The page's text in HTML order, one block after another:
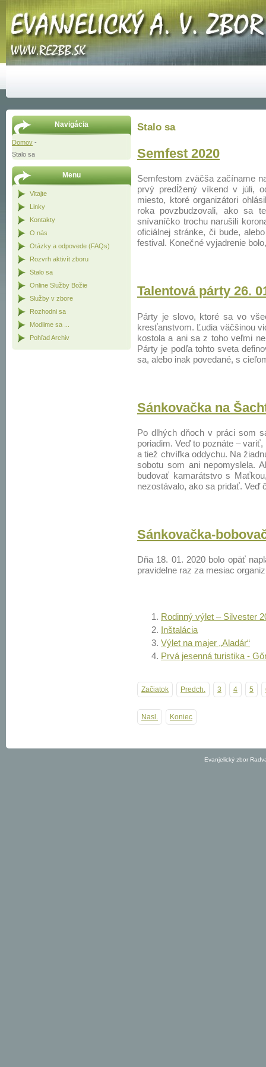
Navigácia
Domov -
Stalo sa
Menu
Vitajte
Linky
Kontakty
O nás
Otázky a odpovede (FAQs)
Rozvrh aktivít zboru
Stalo sa
Online Služby Božie
Služby v zbore
Rozhodni sa
Modlime sa ...
Pohľad Archiv
Stalo sa
Semfest 2020
Semfestom zväčša začíname
prvý predĺžený víkend v júli,
miesto, ktoré organizátori
roka povzbudzovali, ako sa
snívaníčko trochu narušili
oficiálnej stránke, či bude,
festival. Konečné vyjadrenie
Talentová párty 26.
Párty je slovo, ktoré sa vo
kresťanstvom. Ľudia väčšinou
kostola a ani sa z toho veľmi
Párty je podľa tohto sveta
sa, alebo inak povedané, s
Sánkovačka na
Po dlhých dňoch v práci som
poriadim. Veď to poznáte –
a tiež chvíľka oddychu. Na
sobotu som ani nepomyslela.
budovať kamarátstvo s
nezostávalo, ako sa pridať. Veď
Sánkovačka-
Dňa 18. 01. 2020 bolo opäť
pravidelne raz za mesiac
Rodinný výlet – Silvester
Inštalácia
Výlet na majer „Aladár“
Prvá jesenná turistika -
Začiatok Predch. 3 4 5
Nasl. Koniec
Evanjelický zbor